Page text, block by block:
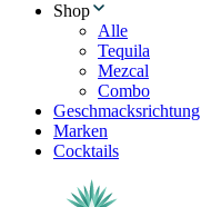
Shop
Alle
Tequila
Mezcal
Combo
Geschmacksrichtung
Marken
Cocktails